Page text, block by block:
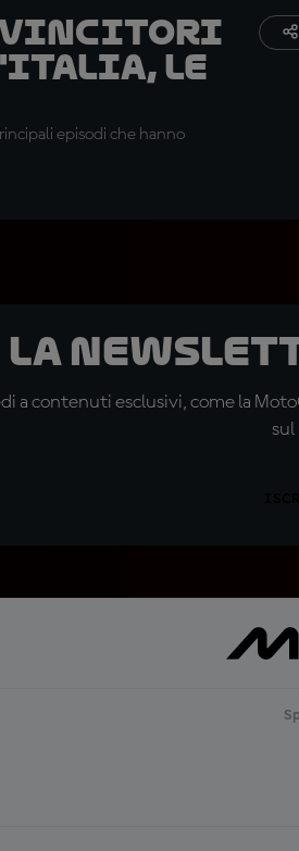
vincitori
le
episodi che hanno
la
a contenuti esclusivi, come la
sul